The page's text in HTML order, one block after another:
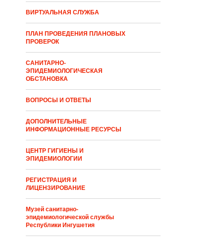
ВИРТУАЛЬНАЯ СЛУЖБА
ПЛАН ПРОВЕДЕНИЯ ПЛАНОВЫХ
ПРОВЕРОК
САНИТАРНО-
ЭПИДЕМИОЛОГИЧЕСКАЯ
ОБСТАНОВКА
ВОПРОСЫ И ОТВЕТЫ
ДОПОЛНИТЕЛЬНЫЕ
ИНФОРМАЦИОННЫЕ РЕСУРСЫ
ЦЕНТР ГИГИЕНЫ И
ЭПИДЕМИОЛОГИИ
РЕГИСТРАЦИЯ И
ЛИЦЕНЗИРОВАНИЕ
Музей санитарно-
эпидемиологической службы
Республики Ингушетия